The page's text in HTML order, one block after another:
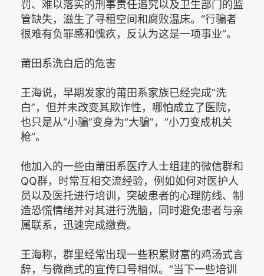
罚、难以落实的刑事责任追究以及卫生部门的监
管缺失，滋生了寻租空间和腐败温床。“行骗者
很难有负罪感和愧疚，反认为这是一项事业”。
莆田系洗白后的危害
王海说，早期发家的莆田系家族已经完成“洗
白”，但并未改变其欺诈性，哪怕成立了医院，
也只是从“小骗”变身为“大骗”，“小刀变成机关
枪”。
他加入的一些由莆田系医疗人士组建的微信群和
QQ群，时常互相交流经验，例如如何对医护人
员以及医托进行培训，突破患者的心理防线、制
造恐慌情绪并对其进行洗脑，同时避免患者与亲
属联系，迅速完成缴费。
王海称，群里经常出现一些积累财富的鸡汤式言
辞，与微商式的宣传口号相似。“当下一些培训